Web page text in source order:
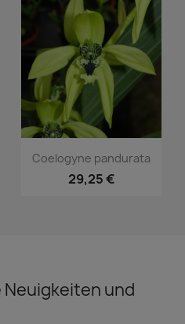
Vorschau
Coelogyne pandurata
29,25 €
und